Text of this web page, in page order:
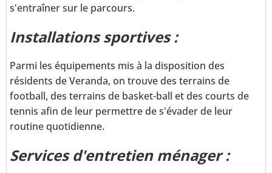
s'entraîner sur le parcours.
Installations sportives :
Parmi les équipements mis à la disposition des
résidents de Veranda, on trouve des terrains de
football, des terrains de basket-ball et des courts de
tennis afin de leur permettre de s'évader de leur
routine quotidienne.
Services d'entretien ménager :